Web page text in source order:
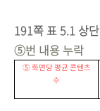
191쪽 표 5.1 상단
⑤번 내용 누락
⑤ 화면당 평균 콘텐츠
수